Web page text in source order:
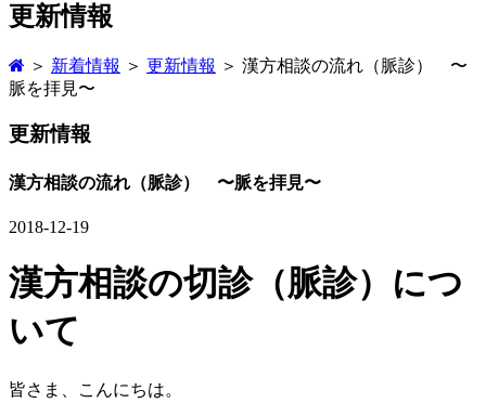
更新情報
＞ 新着情報 ＞ 更新情報 ＞ 漢方相談の流れ（脈診） 〜
脈を拝見〜
更新情報
漢方相談の流れ（脈診） 〜脈を拝見〜
2018-12-19
漢方相談の切診（脈診）につ
いて
皆さま、こんにちは。